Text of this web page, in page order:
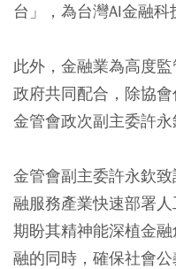
台」，為台灣AI金融科
此外，金融業為高度
政府共同配合，除協
金管會政次副主委許永
金管會副主委許永欽
融服務產業快速部署
期盼其精神能深植金
融的同時，確保社會